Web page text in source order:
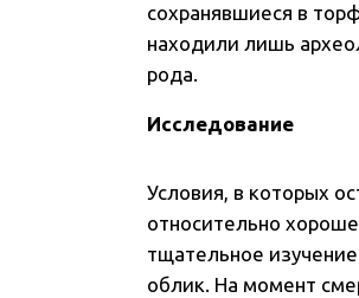
сохранявшиеся в
находили лишь
рода.
Исследование
Условия, в которых
относительно
тщательное
облик. На момент